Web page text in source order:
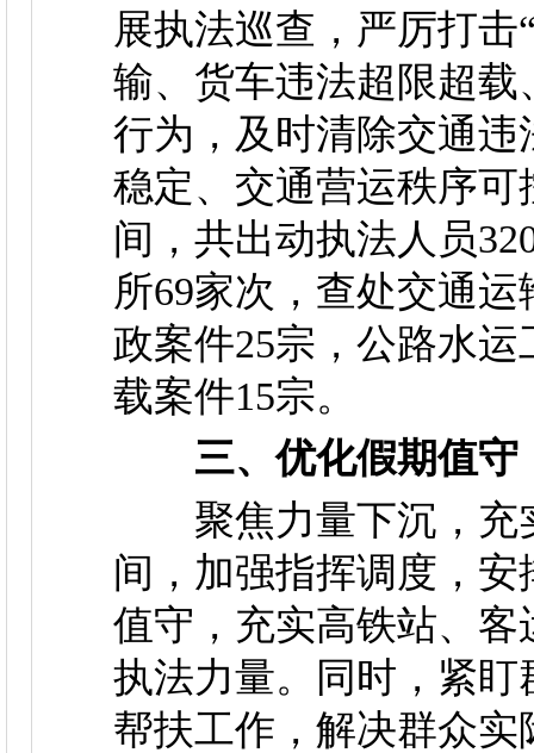
展执法巡查，严厉打
输、货车违法超限超
行为，及时清除交通违
稳定、交通营运秩序
间，共出动执法人员
所69家次，查处交通
政案件25宗，公路水
载案件15宗。
三、优化假期值
聚焦力量下沉，充
间，加强指挥调度，
值守，充实高铁站、
执法力量。同时，紧
帮扶工作，解决群众